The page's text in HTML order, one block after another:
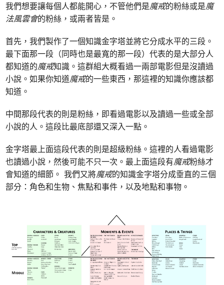
我們想要讓每個人都能開心，不管他們是魔戒的粉絲或是魔
法風雲會的粉絲，或兩者皆是。
首先，我們製作了一個知識金字塔並將它分成水平的三段。
最下面那一段（同時也是最寬的那一段）代表的是大部分人
都知道的魔戒知識。這群組大概看過一兩部電影但是沒讀過
小說。如果你知道魔戒的一些東西，那這裡的知識你應該都
知道。
中間那段代表的則是粉絲，即看過電影以及讀過一些或全部
小說的人。這段比最底部還又深入一點。
金字塔最上面這段代表的則是超級粉絲。這裡的人看過電影
也讀過小說，然後可能不只一次。最上面這段有魔戒粉絲才
會知道的細節。 我們又將魔戒的知識金字塔分成垂直的三個
部分：角色和生物、焦點和事件，以及地點和事物。